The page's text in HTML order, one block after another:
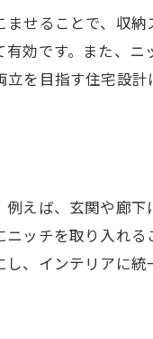
ト
せることで、収
効です。また、
を目指す住宅設
えば、玄関や廊
ッチを取り入れ
、インテリアに統